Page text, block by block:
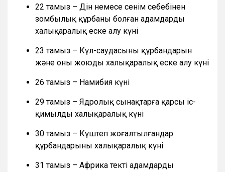
22 тамыз – Дін немесе сенім себебінен
зомбылық құрбаны болған адамдарды
халықаралық еске алу күні
23 тамыз – Күл-саудасының құрбандарын
және оны жоюды халықаралық еске алу күні
26 тамыз – Намибия күні
29 тамыз – Ядролық сынақтарға қарсы іс-
қимылдың халықаралық күні
30 тамыз – Күштеп жоғалтылғандар
құрбандарының халықаралық күні
31 тамыз – Африка текті адамдардың